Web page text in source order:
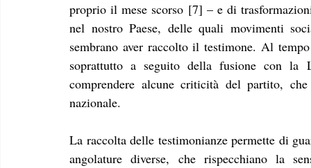
proprio il mese scorso [7] – e di
nel nostro Paese, delle quali movimenti
sembrano aver raccolto il testimone. Al
soprattutto a seguito della fusione con la
comprendere alcune criticità del partito,
nazionale.
La raccolta delle testimonianze permette di
angolature diverse, che rispecchiano la